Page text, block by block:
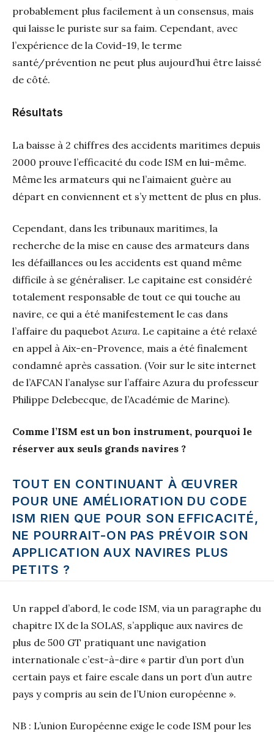
probablement plus facilement à un consensus, mais
qui laisse le puriste sur sa faim. Cependant, avec
l’expérience de la Covid-19, le terme
santé/prévention ne peut plus aujourd’hui être laissé
de côté.
Résultats
La baisse à 2 chiffres des accidents maritimes depuis
2000 prouve l’efficacité du code ISM en lui-même.
Même les armateurs qui ne l’aimaient guère au
départ en conviennent et s’y mettent de plus en plus.
Cependant, dans les tribunaux maritimes, la
recherche de la mise en cause des armateurs dans
les défaillances ou les accidents est quand même
difficile à se généraliser. Le capitaine est considéré
totalement responsable de tout ce qui touche au
navire, ce qui a été manifestement le cas dans
l’affaire du paquebotAzura. Le capitaine a été relaxé
en appel à Aix-en-Provence, mais a été finalement
condamné après cassation. (Voir sur le site internet
de l’AFCAN l’analyse sur l’affaire Azura du professeur
Philippe Delebecque, de l’Académie de Marine).
Comme l’ISM est un bon instrument, pourquoi le
réserver aux seuls grands navires ?
TOUT EN CONTINUANT À ŒUVRER
POUR UNE AMÉLIORATION DU CODE
ISM RIEN QUE POUR SON EFFICACITÉ,
NE POURRAIT-ON PAS PRÉVOIR SON
APPLICATION AUX NAVIRES PLUS
PETITS ?
Un rappel d’abord, le code ISM, via un paragraphe du
chapitre IX de la SOLAS, s’applique aux navires de
plus de 500 GT pratiquant une navigation
internationale c’est-à-dire « partir d’un port d’un
certain pays et faire escale dans un port d’un autre
pays y compris au sein de l’Union européenne ».
NB : L’union Européenne exige le code ISM pour les